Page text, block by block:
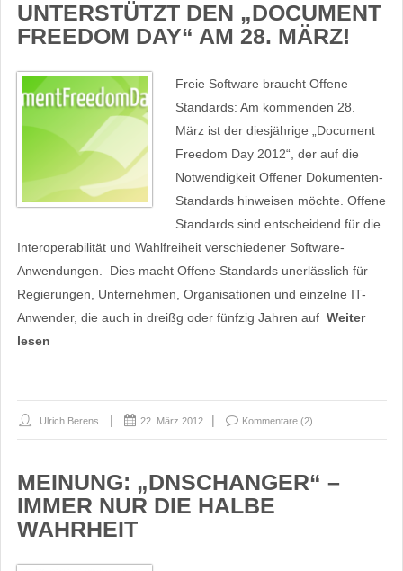
UNTERSTÜTZT DEN „DOCUMENT
FREEDOM DAY“ AM 28. MÄRZ!
Freie Software braucht Offene
Standards: Am kommenden 28.
März ist der diesjährige „Document
Freedom Day 2012“, der auf die
Notwendigkeit Offener Dokumenten-
Standards hinweisen möchte. Offene
Standards sind entscheidend für die
Interoperabilität und Wahlfreiheit verschiedener Software-
Anwendungen. Dies macht Offene Standards unerlässlich für
Regierungen, Unternehmen, Organisationen und einzelne IT-
Anwender, die auch in dreißg oder fünfzig Jahren auf Weiter
lesen
Ulrich Berens 22. März 2012 Kommentare (2)
MEINUNG: „DNSCHANGER“ –
IMMER NUR DIE HALBE
WAHRHEIT